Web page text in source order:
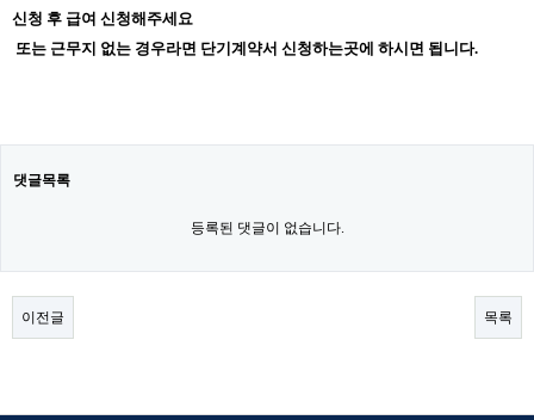
신청 후 급여 신청해주세요
또는 근무지 없는 경우라면 단기계약서 신청하는곳에 하시면 됩니다.
댓글목록
등록된 댓글이 없습니다.
이전글 목록